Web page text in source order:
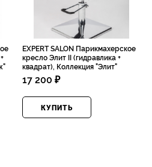
EXPERT SALON Парикмахерское
кресло Элит II (гидравлика +
квадрат), Коллекция "Элит"
17 200 ₽
КУПИТЬ